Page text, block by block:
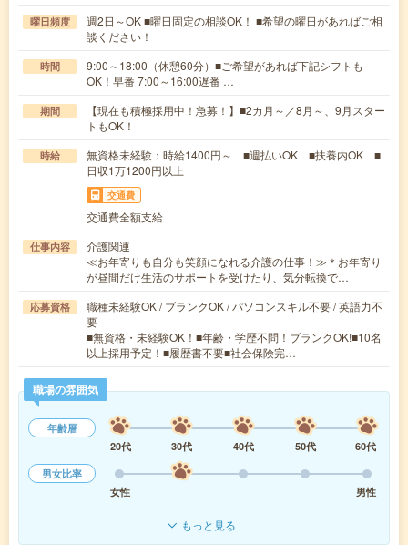
曜日頻度
週2日～OK ■曜日固定の相談OK！ ■希望の曜日があればご相
談ください！
時間
9:00～18:00（休憩60分）■ご希望があれば下記シフトも
OK！早番 7:00～16:00遅番 …
期間
【現在も積極採用中！急募！】■2カ月～／8月～、9月スター
トもOK！
時給
無資格未経験：時給1400円～ ■週払いOK ■扶養内OK ■
日収1万1200円以上
交通費
交通費全額支給
仕事内容
介護関連
≪お年寄りも自分も笑顔になれる介護の仕事！≫＊お年寄り
が昼間だけ生活のサポートを受けたり、気分転換で…
応募資格
職種未経験OK / ブランクOK / パソコンスキル不要 / 英語力不
要
■無資格・未経験OK！■年齢・学歴不問！ブランクOK!■10名
以上採用予定！■履歴書不要■社会保険完…
職場の雰囲気
年齢層
20代
30代 40代 50代
60代
男女比率
女性
男性
もっと見る